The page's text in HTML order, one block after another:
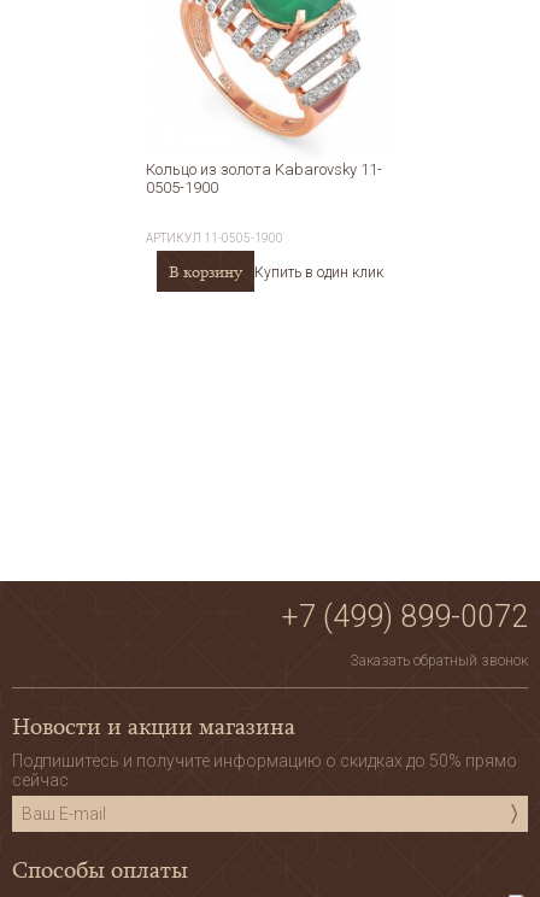
Кольцо из золота Kabarovsky 11-
0505-1900
АРТИКУЛ 11-0505-1900
В корзину Купить в один клик
+7 (499) 899-0072
Заказать обратный звонок
Новости и акции магазина
Подпишитесь и получите информацию о скидках до 50% прямо
сейчас
Способы оплаты